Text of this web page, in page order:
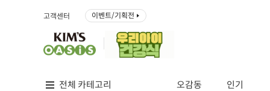
고객센터 이벤트/기획전
전체 카테고리 오감동 인기